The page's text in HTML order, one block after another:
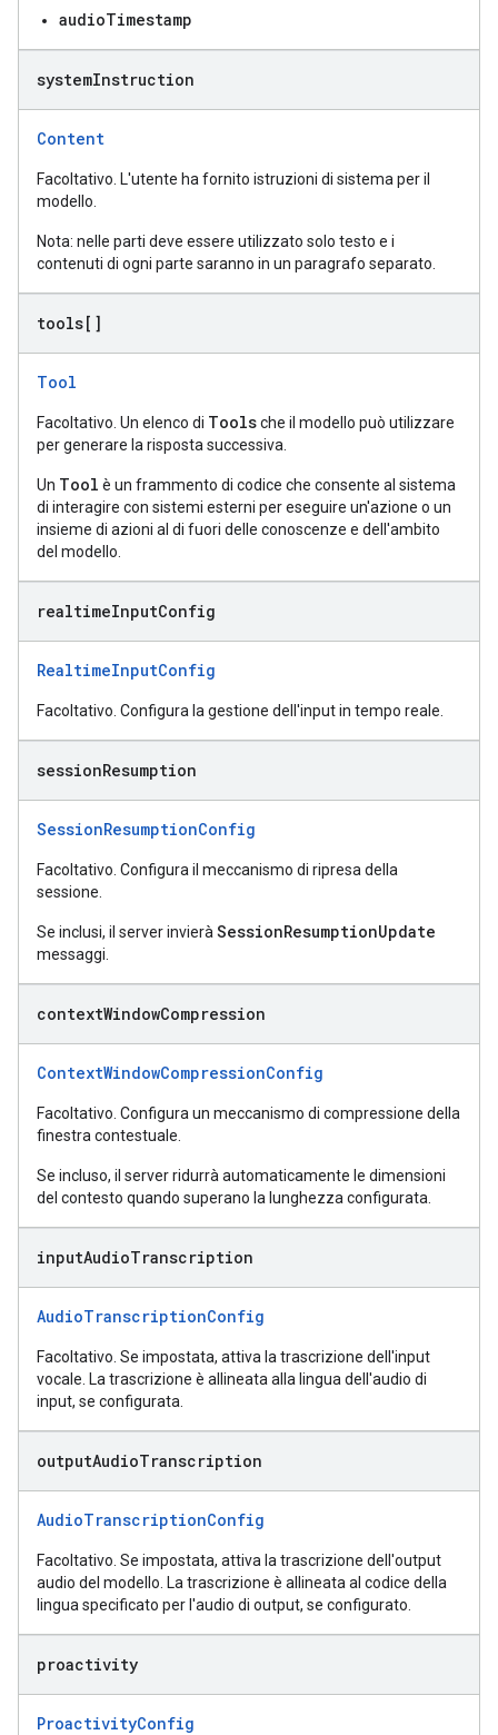
audioTimestamp
systemInstruction
Content
Facoltativo. L'utente ha fornito istruzioni di sistema per il
modello.
Nota: nelle parti deve essere utilizzato solo testo e i
contenuti di ogni parte saranno in un paragrafo separato.
tools[]
Tool
Facoltativo. Un elenco di Toolsche il modello può utilizzare
per generare la risposta successiva.
Un Tool è un frammento di codice che consente al sistema
di interagire con sistemi esterni per eseguire un'azione o un
insieme di azioni al di fuori delle conoscenze e dell'ambito
del modello.
realtimeInputConfig
RealtimeInputConfig
Facoltativo. Configura la gestione dell'input in tempo reale.
sessionResumption
SessionResumptionConfig
Facoltativo. Configura il meccanismo di ripresa della
sessione.
Se inclusi, il server invierà SessionResumptionUpdate
messaggi.
contextWindowCompression
ContextWindowCompressionConfig
Facoltativo. Configura un meccanismo di compressione della
finestra contestuale.
Se incluso, il server ridurrà automaticamente le dimensioni
del contesto quando superano la lunghezza configurata.
inputAudioTranscription
AudioTranscriptionConfig
Facoltativo. Se impostata, attiva la trascrizione dell'input
vocale. La trascrizione è allineata alla lingua dell'audio di
input, se configurata.
outputAudioTranscription
AudioTranscriptionConfig
Facoltativo. Se impostata, attiva la trascrizione dell'output
audio del modello. La trascrizione è allineata al codice della
lingua specificato per l'audio di output, se configurato.
proactivity
ProactivityConfig